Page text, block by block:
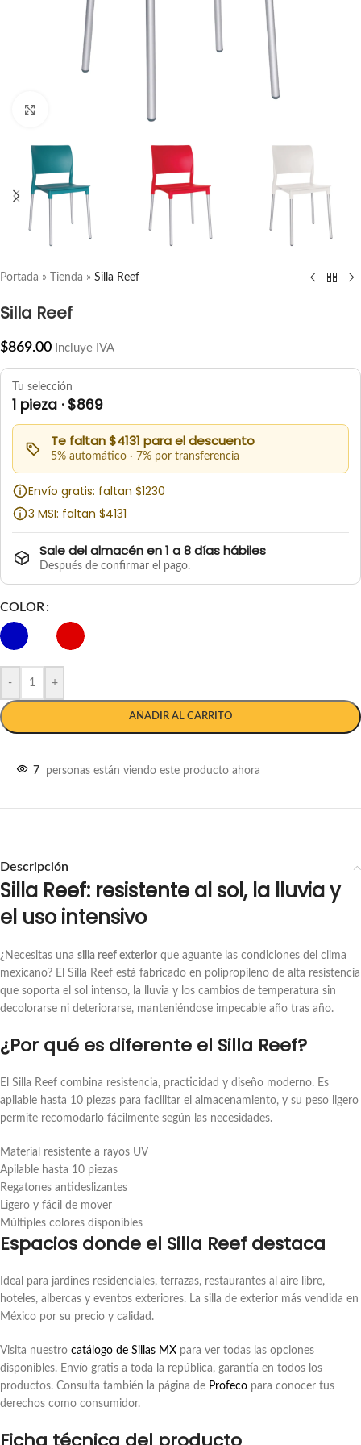
Portada » Tienda » Silla Reef
Silla Reef
$869.00 Incluye IVA
Tu selección
1 pieza · $869
Te faltan $4131 para el descuento
5% automático · 7% por transferencia
Envío gratis: faltan $1230
3 MSI: faltan $4131
Sale del almacén en 1 a 8 días hábiles
Después de confirmar el pago.
COLOR
- +
AÑADIR AL CARRITO
7 personas están viendo este producto ahora
Descripción
Silla Reef: resistente al sol, la lluvia y
el uso intensivo
¿Necesitas una silla reef exterior que aguante las condiciones del clima
mexicano? El Silla Reef está fabricado en polipropileno de alta resistencia
que soporta el sol intenso, la lluvia y los cambios de temperatura sin
decolorarse ni deteriorarse, manteniéndose impecable año tras año.
¿Por qué es diferente el Silla Reef?
El Silla Reef combina resistencia, practicidad y diseño moderno. Es
apilable hasta 10 piezas para facilitar el almacenamiento, y su peso ligero
permite recomodarlo fácilmente según las necesidades.
Material resistente a rayos UV
Apilable hasta 10 piezas
Regatones antideslizantes
Ligero y fácil de mover
Múltiples colores disponibles
Espacios donde el Silla Reef destaca
Ideal para jardines residenciales, terrazas, restaurantes al aire libre,
hoteles, albercas y eventos exteriores. La silla de exterior más vendida en
México por su precio y calidad.
Visita nuestro catálogo de Sillas MX para ver todas las opciones
disponibles. Envío gratis a toda la república, garantía en todos los
productos. Consulta también la página de Profeco para conocer tus
derechos como consumidor.